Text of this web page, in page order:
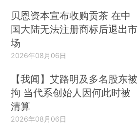
贝恩资本宣布收购贡茶 在中
国大陆无法注册商标后退出市
场
2026年08月06日
【我闻】艾路明及多名股东被
拘 当代系创始人因何此时被
清算
2026年08月06日